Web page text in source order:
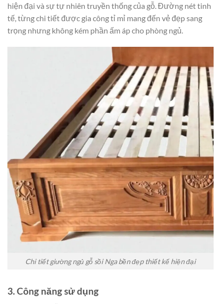
hiện đại và sự tự nhiên truyền thống của gỗ. Đường nét tinh
tế, từng chi tiết được gia công tỉ mỉ mang đến vẻ đẹp sang
trọng nhưng không kém phần ấm áp cho phòng ngủ.
Chi tiết giường ngủ gỗ sồi Nga bền đẹp thiết kế hiện đại
3. Công năng sử dụng